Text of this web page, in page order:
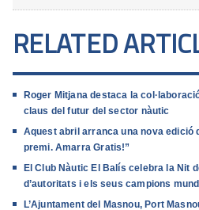
RELATED
Roger Mitjana destaca la
claus del futur del sector nàutic
Aquest abril arranca una nova edició
premi. Amarra Gratis!”
El Club Nàutic El Balís celebra la Nit
d’autoritats i els seus campions
L’Ajuntament del Masnou, Port